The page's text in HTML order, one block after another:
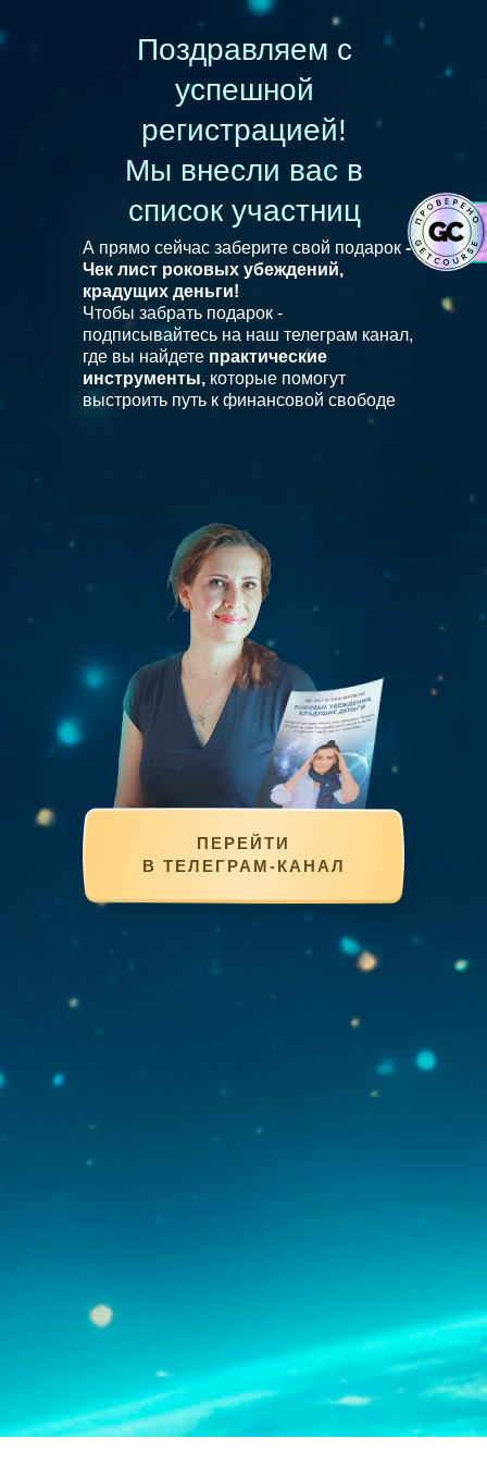
А прямо сейчас заберите свой подарок -
Чек лист роковых убеждений,
крадущих деньги!
Чтобы забрать подарок -
подписывайтесь на наш телеграм канал,
где вы найдете практические
инструменты, которые помогут
выстроить путь к финансовой свободе
Поздравляем с
успешной
регистрацией!
Мы внесли вас в
список участниц
ПЕРЕЙТИ
В ТЕЛЕГРАМ-КАНАЛ